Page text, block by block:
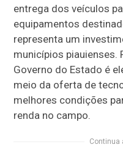
entrega dos veículos
equipamentos
representa um
municípios piauienses.
Governo do Estado é
meio da oferta de
melhores condições
renda no campo.
Continua